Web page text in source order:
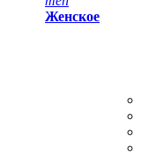
Женское